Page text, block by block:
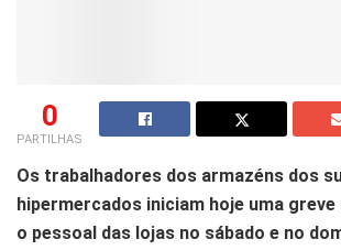
0
PARTILHAS
Os trabalhadores dos armazéns dos
hipermercados iniciam hoje uma greve
o pessoal das lojas no sábado e no